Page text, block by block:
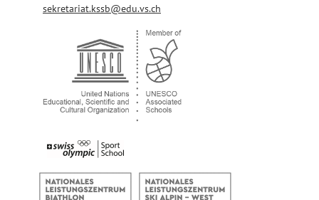
sekretariat.kssb@edu.vs.ch